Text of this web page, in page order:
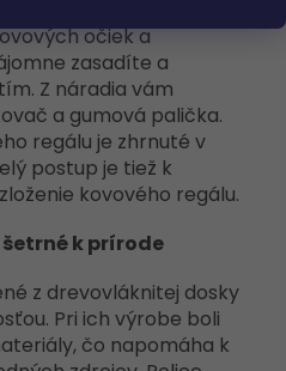
očiek a
zasadíte a
Z náradia vám
a gumová palička.
regálu je zhrnuté v
postup je tiež k
kovového regálu.
šetrné k prírode
z drevovláknitej dosky
Pri ich výrobe boli
čo napomáha k